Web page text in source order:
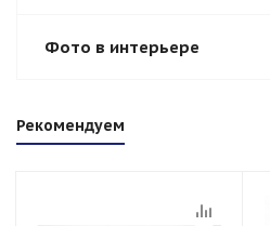
Фото в интерьере
Рекомендуем